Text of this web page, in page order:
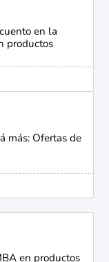
en la
productos
más: Ofertas de
en productos